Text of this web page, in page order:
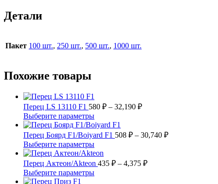
Детали
Пакет 100 шт., 250 шт., 500 шт., 1000 шт.
Похожие товары
Перец LS 13110 F1 580 ₽ – 32,190 ₽Диапазон
–
Выберите параметрыЭтот
товар
имеет
несколько
вариаций.
Опции
можно
выбрать
Перец Боярд F1/Boiyard F1 508 ₽ – 30,740 ₽Диапазон
Выберите параметрыЭтот
товар
имеет
несколько
вариаций.
Перец Актеон/Akteon 435 ₽ – 4,375 ₽Диапазон
Выберите параметрыЭтот